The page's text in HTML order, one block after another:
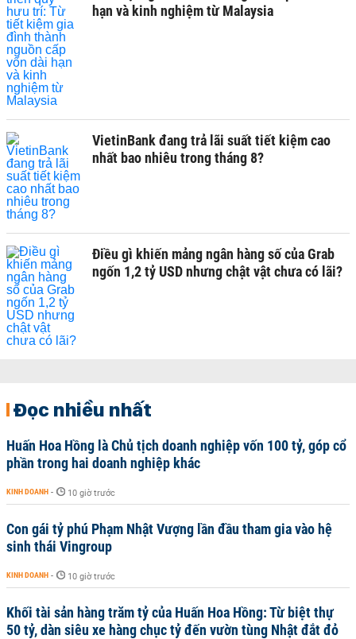
hạn và kinh nghiệm từ Malaysia
VietinBank đang trả lãi suất tiết kiệm cao
nhất bao nhiêu trong tháng 8?
Điều gì khiến mảng ngân hàng số của Grab
ngốn 1,2 tỷ USD nhưng chật vật chưa có lãi?
Đọc nhiều nhất
Huấn Hoa Hồng là Chủ tịch doanh nghiệp vốn 100 tỷ, góp cổ
phần trong hai doanh nghiệp khác
KINH DOANH - 10 giờ trước
Con gái tỷ phú Phạm Nhật Vượng lần đầu tham gia vào hệ
sinh thái Vingroup
KINH DOANH - 10 giờ trước
Khối tài sản hàng trăm tỷ của Huấn Hoa Hồng: Từ biệt thự
50 tỷ, dàn siêu xe hàng chục tỷ đến vườn tùng Nhật đắt đỏ